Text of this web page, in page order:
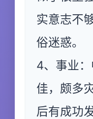
实意志不
俗迷惑。
4、事业
佳，颇多
后有成功